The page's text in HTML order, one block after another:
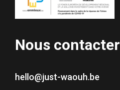
Nous contacter
hello@just-waouh.be